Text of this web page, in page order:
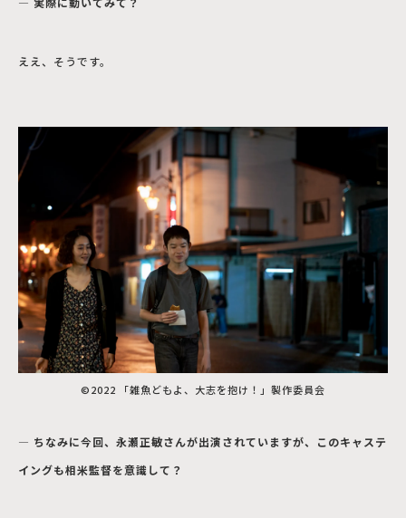
ええ、そうです。
©2022 「雑魚どもよ、大志を抱け！」製作委員会
― ちなみに今回、永瀬正敏さんが出演されていますが、このキャステ
イングも相米監督を意識して？